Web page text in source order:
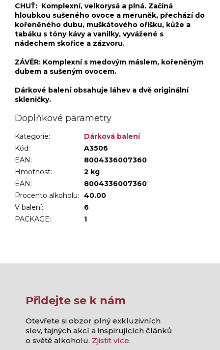
CHUŤ: Komplexní, velkorysá a plná. Začíná
hloubkou sušeného ovoce a meruněk, přechází do
kořeněného dubu, muškátového oříšku, kůže a
tabáku s tóny kávy a vanilky, vyvážené s
nádechem skořice a zázvoru.
ZÁVĚR: Komplexní s medovým máslem, kořeněným
dubem a sušeným ovocem.
Dárkové balení obsahuje láhev a dvě originální
skleničky.
Doplňkové parametry
Kategorie:
Dárková balení
Kód:
A3506
EAN:
8004336007360
Hmotnost:
2 kg
EAN:
8004336007360
Procento alkoholu:
40.00
V balení:
6
PACKAGE: 1
Přidejte se k nám
Otevřete si obzor plný exkluzivních
slev, tajných akcí a inspirujících článků
o světě alkoholu. Zjistit více.